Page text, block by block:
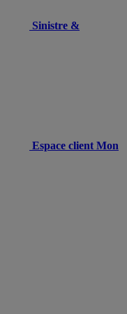
Sinistre &
Espace client Mon